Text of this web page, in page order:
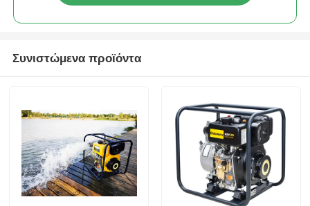
Συνιστώμενα προϊόντα